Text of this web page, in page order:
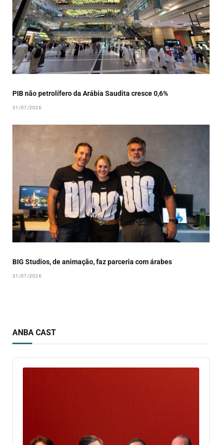
PIB não petrolífero da Arábia Saudita cresce 0,6%
31/07/2026
BIG Studios, de animação, faz parceria com árabes
31/07/2026
ANBA CAST
Audio
Player